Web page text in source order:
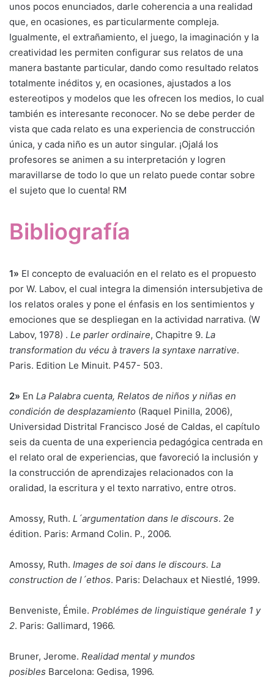
unos pocos enunciados, darle coherencia a una realidad
que, en ocasiones, es particularmente compleja.
Igualmente, el extrañamiento, el juego, la imaginación y la
creatividad les permiten configurar sus relatos de una
manera bastante particular, dando como resultado relatos
totalmente inéditos y, en ocasiones, ajustados a los
estereotipos y modelos que les ofrecen los medios, lo cual
también es interesante reconocer. No se debe perder de
vista que cada relato es una experiencia de construcción
única, y cada niño es un autor singular. ¡Ojalá los
profesores se animen a su interpretación y logren
maravillarse de todo lo que un relato puede contar sobre
el sujeto que lo cuenta! RM
Bibliografía
1» El concepto de evaluación en el relato es el propuesto
por W. Labov, el cual integra la dimensión intersubjetiva de
los relatos orales y pone el énfasis en los sentimientos y
emociones que se despliegan en la actividad narrativa. (W
Labov, 1978) . Le parler ordinaire, Chapitre 9. La
transformation du vécu à travers la syntaxe narrative.
Paris. Edition Le Minuit. P457- 503.
2» En La Palabra cuenta, Relatos de niños y niñas en
condición de desplazamiento (Raquel Pinilla, 2006),
Universidad Distrital Francisco José de Caldas, el capítulo
seis da cuenta de una experiencia pedagógica centrada en
el relato oral de experiencias, que favoreció la inclusión y
la construcción de aprendizajes relacionados con la
oralidad, la escritura y el texto narrativo, entre otros.
Amossy, Ruth. L´argumentation dans le discours. 2e
édition. Paris: Armand Colin. P., 2006.
Amossy, Ruth. Images de soi dans le discours. La
construction de l´ethos. Paris: Delachaux et Niestlé, 1999.
Benveniste, Émile. Problémes de linguistique genérale 1 y
2. Paris: Gallimard, 1966.
Bruner, Jerome. Realidad mental y mundos
posibles Barcelona: Gedisa, 1996.